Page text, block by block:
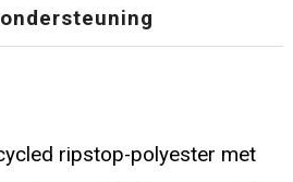
ripstop-polyester met